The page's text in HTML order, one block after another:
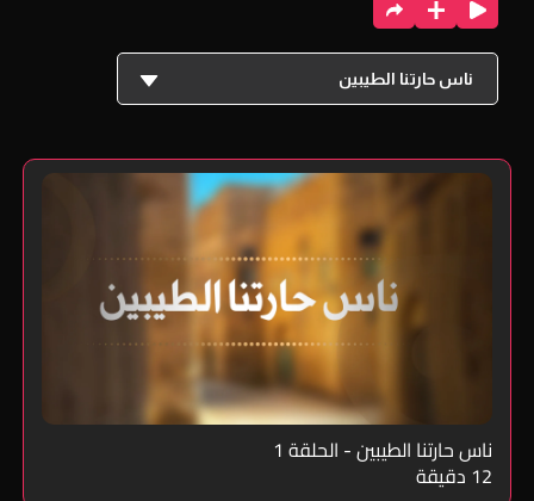
ناس حارتنا الطيبين
ناس حارتنا الطيبين - الحلقة 1
12 دقيقة